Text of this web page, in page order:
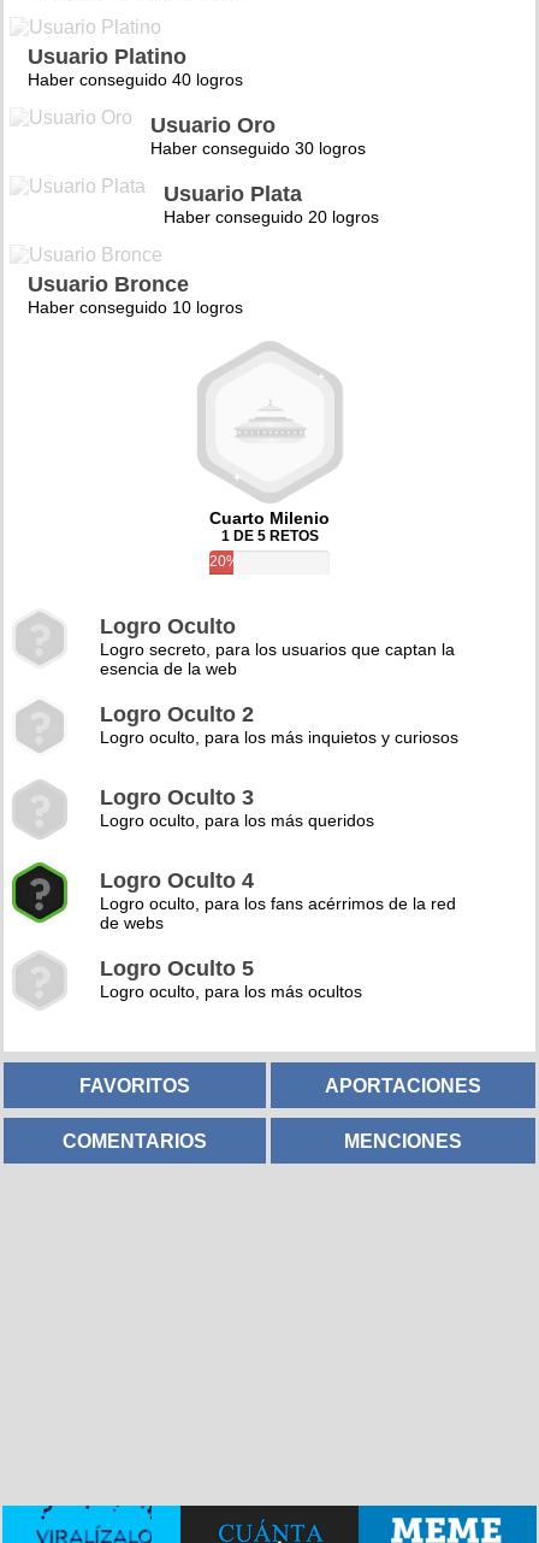
Usuario Platino
Haber conseguido 40 logros
Usuario Oro
Haber conseguido 30 logros
Usuario Plata
Haber conseguido 20 logros
Usuario Bronce
Haber conseguido 10 logros
Cuarto Milenio
1 DE 5 RETOS
20%
Logro Oculto
Logro secreto, para los usuarios que captan la
esencia de la web
Logro Oculto 2
Logro oculto, para los más inquietos y curiosos
Logro Oculto 3
Logro oculto, para los más queridos
Logro Oculto 4
Logro oculto, para los fans acérrimos de la red
de webs
Logro Oculto 5
Logro oculto, para los más ocultos
FAVORITOS APORTACIONES
COMENTARIOS MENCIONES